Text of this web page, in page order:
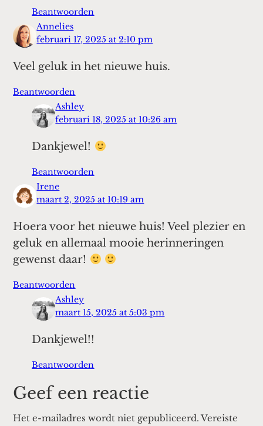
Beantwoorden
Annelies
februari 17, 2025 at 2:10 pm
Veel geluk in het nieuwe huis.
Beantwoorden
Ashley
februari 18, 2025 at 10:26 am
Dankjewel!
Beantwoorden
Irene
maart 2, 2025 at 10:19 am
Hoera voor het nieuwe huis! Veel plezier en
geluk en allemaal mooie herinneringen
gewenst daar!
Beantwoorden
Ashley
maart 15, 2025 at 5:03 pm
Dankjewel!!
Beantwoorden
Geef een reactie
Het e-mailadres wordt niet gepubliceerd. Vereiste